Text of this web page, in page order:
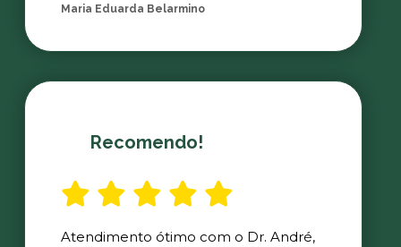
Maria Eduarda Belarmino
Recomendo!
Atendimento ótimo com o Dr. André,